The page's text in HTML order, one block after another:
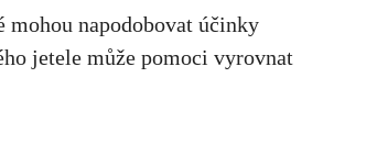
mohou napodobovat účinky
jetele může pomoci vyrovnat